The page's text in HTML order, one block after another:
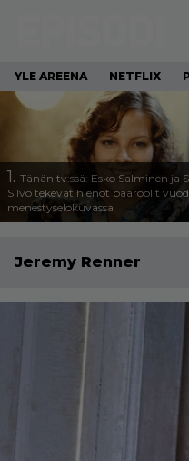
YLE AREENA NETFLIX
1. Tänän tv:ssä: Esko Salminen ja
Silvo tekevät hienot pääroolit
menestyselokuvassa
Jeremy Renner